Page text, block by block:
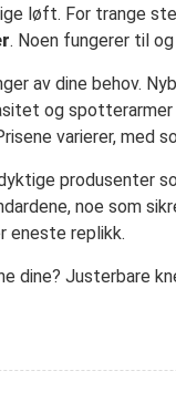
løft. For trange
. Noen fungerer til
av dine behov.
og
varierer, med
produsenter
noe som
eneste replikk.
dine? Justerbare